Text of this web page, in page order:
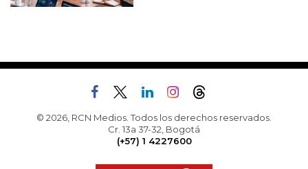
© 2026, RCN Medios. Todos los derechos reservados.
Cr. 13a 37-32, Bogotá
(+57) 1 4227600